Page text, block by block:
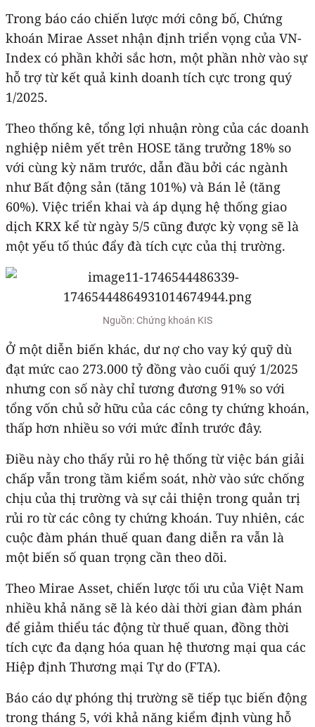
Trong báo cáo chiến lược mới công bố, Chứng
khoán Mirae Asset nhận định triển vọng của VN-
Index có phần khởi sắc hơn, một phần nhờ vào sự
hỗ trợ từ kết quả kinh doanh tích cực trong quý
1/2025.
Theo thống kê, tổng lợi nhuận ròng của các doanh
nghiệp niêm yết trên HOSE tăng trưởng 18% so
với cùng kỳ năm trước, dẫn đầu bởi các ngành
như Bất động sản (tăng 101%) và Bán lẻ (tăng
60%). Việc triển khai và áp dụng hệ thống giao
dịch KRX kể từ ngày 5/5 cũng được kỳ vọng sẽ là
một yếu tố thúc đẩy đà tích cực của thị trường.
Nguồn: Chứng khoán KIS
Ở một diễn biến khác, dư nợ cho vay ký quỹ dù
đạt mức cao 273.000 tỷ đồng vào cuối quý 1/2025
nhưng con số này chỉ tương đương 91% so với
tổng vốn chủ sở hữu của các công ty chứng khoán,
thấp hơn nhiều so với mức đỉnh trước đây.
Điều này cho thấy rủi ro hệ thống từ việc bán giải
chấp vẫn trong tầm kiểm soát, nhờ vào sức chống
chịu của thị trường và sự cải thiện trong quản trị
rủi ro từ các công ty chứng khoán. Tuy nhiên, các
cuộc đàm phán thuế quan đang diễn ra vẫn là
một biến số quan trọng cần theo dõi.
Theo Mirae Asset, chiến lược tối ưu của Việt Nam
nhiều khả năng sẽ là kéo dài thời gian đàm phán
để giảm thiểu tác động từ thuế quan, đồng thời
tích cực đa dạng hóa quan hệ thương mại qua các
Hiệp định Thương mại Tự do (FTA).
Báo cáo dự phóng thị trường sẽ tiếp tục biến động
trong tháng 5, với khả năng kiểm định vùng hỗ